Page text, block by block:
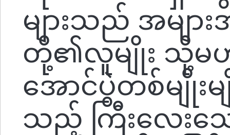
များသည် အများ
တို့၏လူမျိုး သို့မ
အောင်ပွဲတစ်မျိုးမ
သည့် ကြီးလေးသ